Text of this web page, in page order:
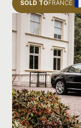
SOLD TOFRANCE